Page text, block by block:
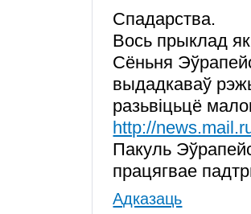
Спадарства.
Вось прыклад
Сёньня
выдадкаваў
разьвіцьцё
http://
Пакуль
працягвае
Адказаць